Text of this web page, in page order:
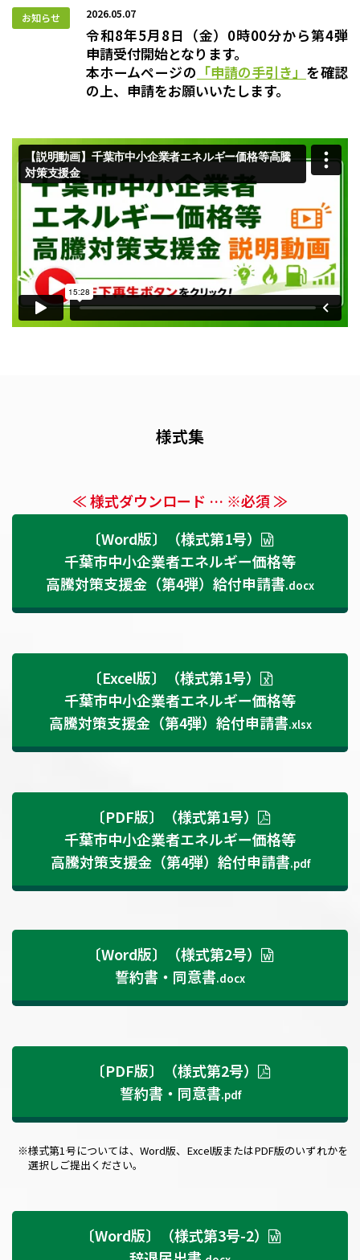
2026.05.07
令和8年5月8日（金）0時00分から第4弾
申請受付開始となります。
本ホームページの 「申請の手引き」 を確認
の上、申請をお願いいたします。
様式集
≪ 様式ダウンロード … ※必須 ≫
〔Word版〕（様式第1号）
千葉市中小企業者エネルギー価格等
高騰対策支援金（第4弾）給付申請書.docx
〔Excel版〕（様式第1号）
千葉市中小企業者エネルギー価格等
高騰対策支援金（第4弾）給付申請書.xlsx
〔PDF版〕（様式第1号）
千葉市中小企業者エネルギー価格等
高騰対策支援金（第4弾）給付申請書.pdf
〔Word版〕（様式第2号）
誓約書・同意書.docx
〔PDF版〕（様式第2号）
誓約書・同意書.pdf
※様式第1号については、Word版、Excel版またはPDF版のいずれかを
選択しご提出ください。
〔Word版〕（様式第3号-2）